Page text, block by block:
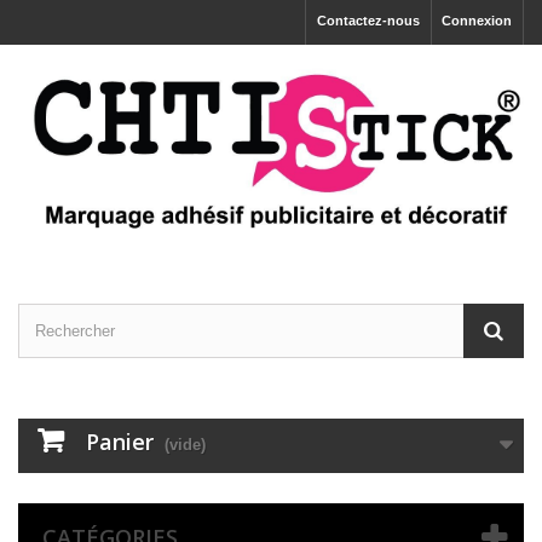
Connexion
Contactez-nous
Panier (vide)